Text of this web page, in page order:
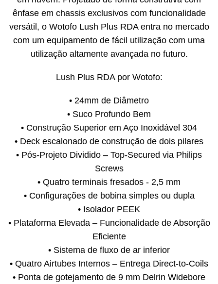
ênfase em chassis exclusivos com funcionalidade
versátil, o Wotofo Lush Plus RDA entra no mercado
com um equipamento de fácil utilização com uma
utilização altamente avançada no futuro.
Lush Plus RDA por Wotofo:
• 24mm de Diâmetro
• Suco Profundo Bem
• Construção Superior em Aço Inoxidável 304
• Deck escalonado de construção de dois pilares
• Pós-Projeto Dividido – Top-Secured via Philips
Screws
• Quatro terminais fresados ​​- 2,5 mm
• Configurações de bobina simples ou dupla
• Isolador PEEK
• Plataforma Elevada – Funcionalidade de Absorção
Eficiente
• Sistema de fluxo de ar inferior
• Quatro Airtubes Internos – Entrega Direct-to-Coils
• Ponta de gotejamento de 9 mm Delrin Widebore